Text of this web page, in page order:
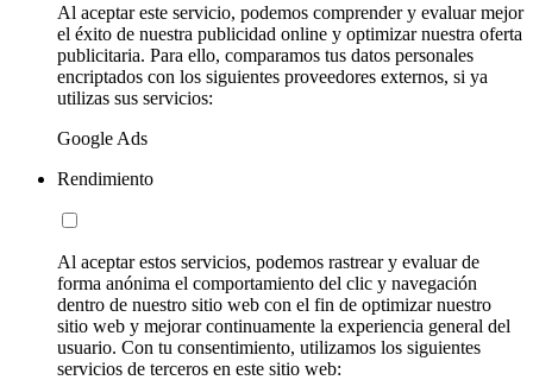
Al aceptar este servicio, podemos comprender y evaluar mejor
el éxito de nuestra publicidad online y optimizar nuestra oferta
publicitaria. Para ello, comparamos tus datos personales
encriptados con los siguientes proveedores externos, si ya
utilizas sus servicios:
Google Ads
Rendimiento
Al aceptar estos servicios, podemos rastrear y evaluar de
forma anónima el comportamiento del clic y navegación
dentro de nuestro sitio web con el fin de optimizar nuestro
sitio web y mejorar continuamente la experiencia general del
usuario. Con tu consentimiento, utilizamos los siguientes
servicios de terceros en este sitio web: